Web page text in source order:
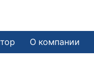
О компании